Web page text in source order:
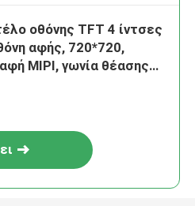
οθόνης TFT 4 ίντσες
αφής, 720*720,
MIPI, γωνία θέασης